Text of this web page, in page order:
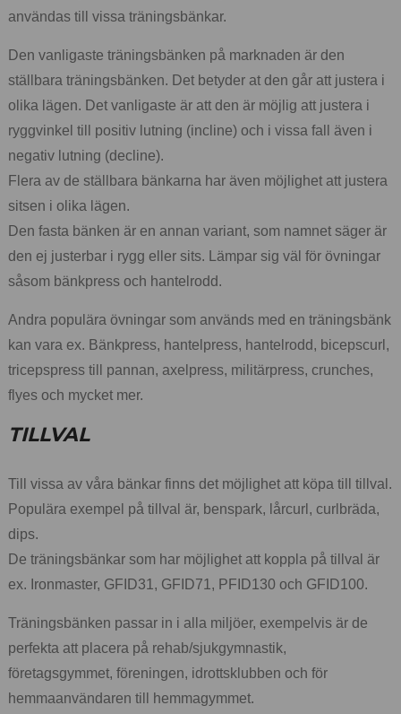
användas till vissa träningsbänkar.
Den vanligaste träningsbänken på marknaden är den
ställbara träningsbänken. Det betyder at den går att justera i
olika lägen. Det vanligaste är att den är möjlig att justera i
ryggvinkel till positiv lutning (incline) och i vissa fall även i
negativ lutning (decline).
Flera av de ställbara bänkarna har även möjlighet att justera
sitsen i olika lägen.
Den fasta bänken är en annan variant, som namnet säger är
den ej justerbar i rygg eller sits. Lämpar sig väl för övningar
såsom bänkpress och hantelrodd.
Andra populära övningar som används med en träningsbänk
kan vara ex. Bänkpress, hantelpress, hantelrodd, bicepscurl,
tricepspress till pannan, axelpress, militärpress, crunches,
flyes och mycket mer.
TILLVAL
Till vissa av våra bänkar finns det möjlighet att köpa till tillval.
Populära exempel på tillval är, benspark, lårcurl, curlbräda,
dips.
De träningsbänkar som har möjlighet att koppla på tillval är
ex. Ironmaster, GFID31, GFID71, PFID130 och GFID100.
Träningsbänken passar in i alla miljöer, exempelvis är de
perfekta att placera på rehab/sjukgymnastik,
företagsgymmet, föreningen, idrottsklubben och för
hemmaanvändaren till hemmagymmet.